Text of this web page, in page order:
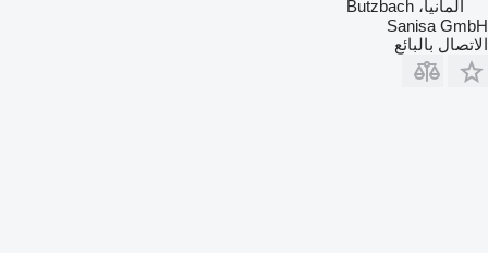
ألمانيا، Butzbach
Sanisa GmbH
الاتصال بالبائع